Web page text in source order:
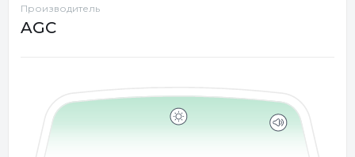
Производитель
AGC